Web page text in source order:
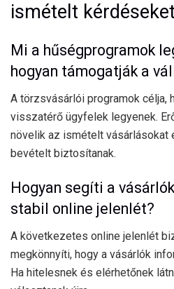
ismételt
Mi a hűségprogramok
hogyan támogatják a
A törzsvásárlói programok célja,
visszatérő ügyfelek legyenek.
növelik az ismételt vásárlásokat
bevételt biztosítanak.
Hogyan segíti a
stabil online jelenlét?
A következetes online jelenlét
megkönnyíti, hogy a vásárlók
Ha hitelesnek és elérhetőnek